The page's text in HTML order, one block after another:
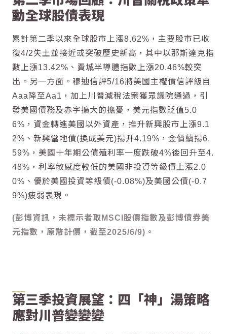
動全球股債表現
累計第二季以來全球股市上漲8.62%，主要股市已收
復4/2失土並接近或突破歷史新高，其中以那斯達克指
數上漲13.42%、費城半導體指數上漲20.46%較突
出。另一方面。穆迪信評5/16將美國主權債信評級自
Aaa降至Aa1，加上川普減稅法案獲眾議院通過，引
發美國債務及赤字擴大的擔憂，美元指數貶值5.0
6%，資金轉進美國以外資產，推升新興股市上漲9.1
2%、新興當地債(換成美元)揚升4.19%，金價續揚6.
59%，美國十年期公債殖利率一度跌破4%後回升至4.
48%，利率敏感度較低的美國非投資等級債上漲2.0
0%、優於美國投資等級債(-0.08%)及美國公債(-0.7
9%)疲弱表現。
(彭博資訊，未標示者取MSCI股價指數及彭博債券美
元指數，原幣計價，截至2025/6/9)。
第三季投資展望：四「神」湯策略
應對川普變變變